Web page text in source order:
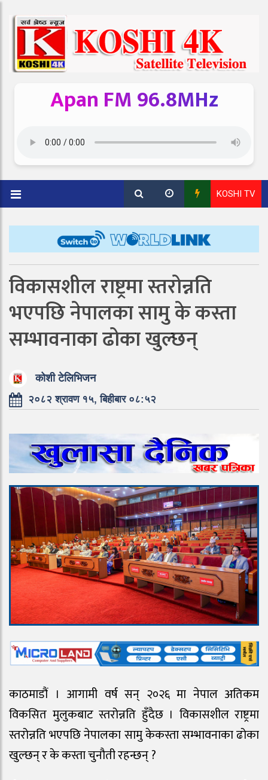
Apan FM 96.8MHz
KOSHI TV
विकासशील राष्ट्रमा स्तरोन्नति
भएपछि नेपालका सामु के कस्ता
सम्भावनाका ढोका खुल्छन्
कोशी टेलिभिजन
२०८२ श्रावण १५, बिहीबार ०८:५२
काठमाडौं । आगामी वर्ष सन् २०२६ मा नेपाल अतिकम
विकसित मुलुकबाट स्तरोन्नति हुँदैछ । विकासशील राष्ट्रमा
स्तरोन्नति भएपछि नेपालका सामु केकस्ता सम्भावनाका ढोका
खुल्छन् र के कस्ता चुनौती रहन्छन् ?